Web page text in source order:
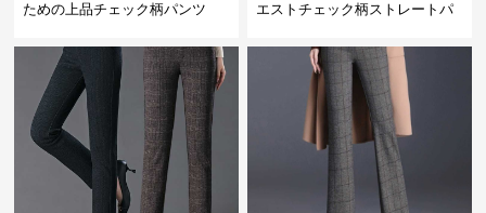
ための上品チェック柄パンツ
エストチェック柄ストレートパ